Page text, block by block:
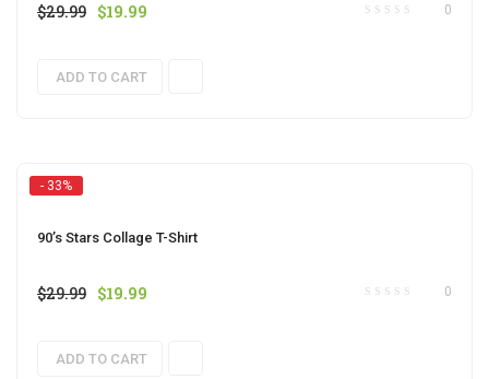
0
$29.99 $19.99
ADD TO CART
- 33%
90’s Stars Collage T-Shirt
0
$29.99 $19.99
ADD TO CART